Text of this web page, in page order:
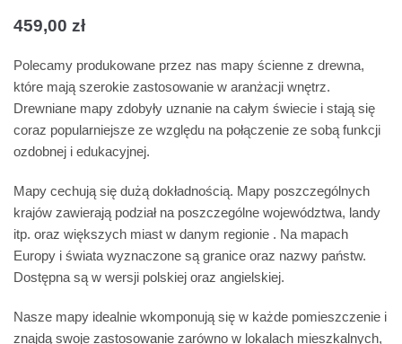
459,00 zł
Polecamy produkowane przez nas mapy ścienne z drewna,
które mają szerokie zastosowanie w aranżacji wnętrz.
Drewniane mapy zdobyły uznanie na całym świecie i stają się
coraz popularniejsze ze względu na połączenie ze sobą funkcji
ozdobnej i edukacyjnej.
Mapy cechują się dużą dokładnością. Mapy poszczególnych
krajów zawierają podział na poszczególne województwa, landy
itp. oraz większych miast w danym regionie . Na mapach
Europy i świata wyznaczone są granice oraz nazwy państw.
Dostępna są w wersji polskiej oraz angielskiej.
Nasze mapy idealnie wkomponują się w każde pomieszczenie i
znajdą swoje zastosowanie zarówno w lokalach mieszkalnych,